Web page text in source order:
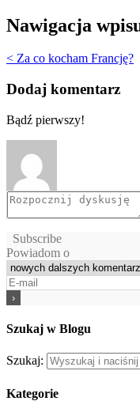
Nawigacja
< Za co kocham Francję?
Dodaj komentarz
Bądź pierwszy!
Subscribe
Powiadom o
Szukaj w Blogu
Szukaj:
Kategorie